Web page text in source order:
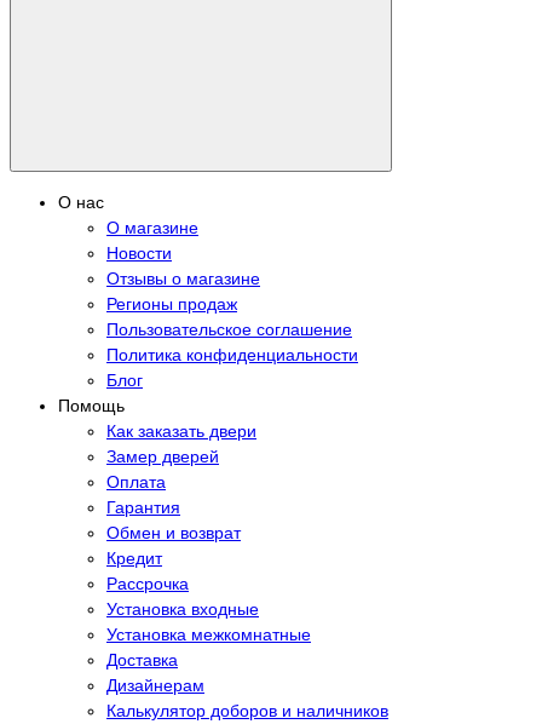
О нас
О магазине
Новости
Отзывы о магазине
Регионы продаж
Пользовательское соглашение
Политика конфиденциальности
Блог
Помощь
Как заказать двери
Замер дверей
Оплата
Гарантия
Обмен и возврат
Кредит
Рассрочка
Установка входные
Установка межкомнатные
Доставка
Дизайнерам
Калькулятор доборов и наличников